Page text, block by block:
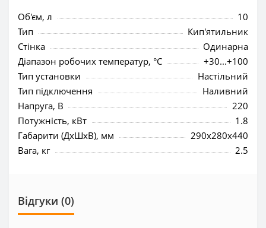
Об'єм, л
10
Тип
Кип'ятильник
Стінка
Одинарна
Діапазон робочих температур, °C
+30...+100
Тип установки
Настільний
Тип підключення
Наливний
Напруга, В
220
Потужність, кВт
1.8
Габарити (ДхШхВ), мм
290x280x440
Вага, кг
2.5
Відгуки (0)